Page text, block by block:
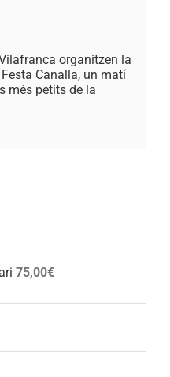
organitzen la
Canalla, un matí
més petits de la
75,00€